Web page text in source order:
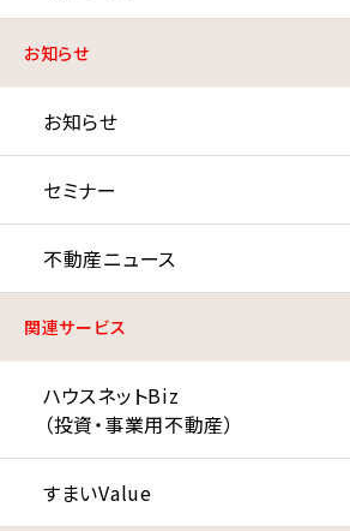
お知らせ
お知らせ
セミナー
不動産ニュース
関連サービス
ハウスネットBiz
（投資・事業用不動産）
すまいValue